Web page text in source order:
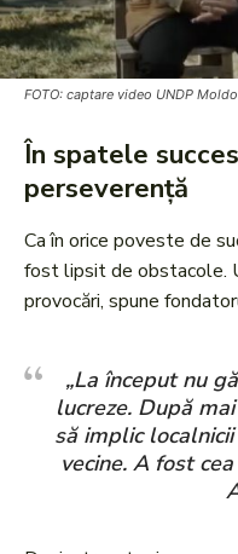
FOTO: captare video UNDP
În spatele
perseverență
Ca în orice poveste de
fost lipsit de obstacole.
provocări, spune
„La început nu
lucreze. După
să implic
vecine. A fost